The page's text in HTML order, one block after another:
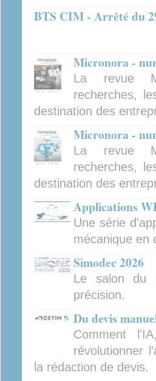
BTS CIM - Arrêté du
Micronora -
La revue
recherches,
destination des
Micronora -
La revue
recherches,
destination des
Applications
Une série
mécanique en
Simodec 2026
Le salon du
précision.
Du devis
Comment
révolutionner
la rédaction de devis.